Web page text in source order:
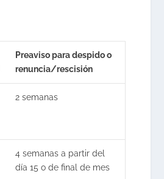
Preaviso para despido o
renuncia/rescisión
2 semanas
4 semanas a partir del
día 15 o de final de mes